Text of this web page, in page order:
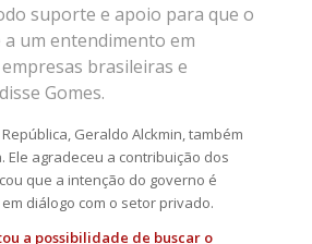
suporte e apoio para que o
a um entendimento em
brasileiras e
Gomes.
Geraldo Alckmin, também
Ele agradeceu a contribuição dos
que a intenção do governo é
diálogo com o setor privado.
a possibilidade de buscar o